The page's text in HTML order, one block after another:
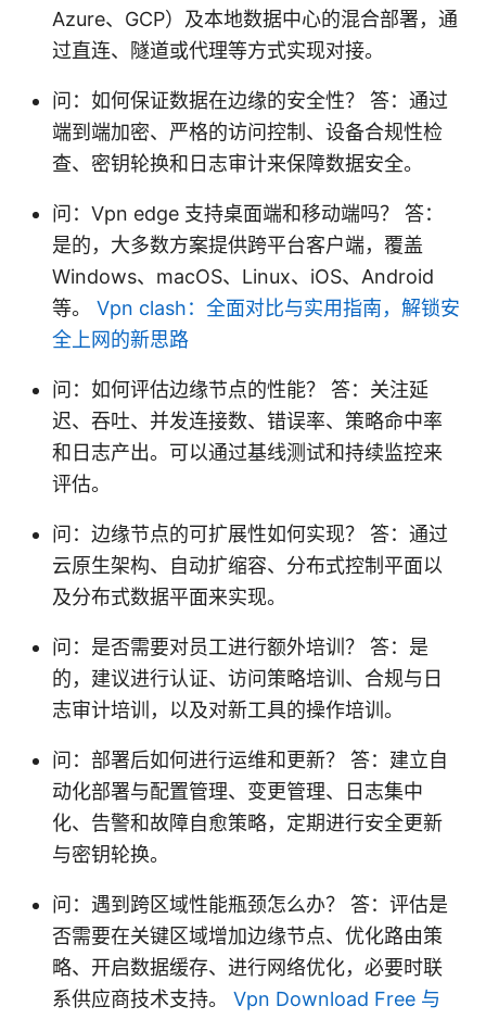
Azure、GCP）及本地数据中心的混合部署，通
过直连、隧道或代理等方式实现对接。
问：如何保证数据在边缘的安全性？ 答：通过
端到端加密、严格的访问控制、设备合规性检
查、密钥轮换和日志审计来保障数据安全。
问：Vpn edge 支持桌面端和移动端吗？ 答：
是的，大多数方案提供跨平台客户端，覆盖
Windows、macOS、Linux、iOS、Android
等。 Vpn clash：全面对比与实用指南，解锁安
全上网的新思路
问：如何评估边缘节点的性能？ 答：关注延
迟、吞吐、并发连接数、错误率、策略命中率
和日志产出。可以通过基线测试和持续监控来
评估。
问：边缘节点的可扩展性如何实现？ 答：通过
云原生架构、自动扩缩容、分布式控制平面以
及分布式数据平面来实现。
问：是否需要对员工进行额外培训？ 答：是
的，建议进行认证、访问策略培训、合规与日
志审计培训，以及对新工具的操作培训。
问：部署后如何进行运维和更新？ 答：建立自
动化部署与配置管理、变更管理、日志集中
化、告警和故障自愈策略，定期进行安全更新
与密钥轮换。
问：遇到跨区域性能瓶颈怎么办？ 答：评估是
否需要在关键区域增加边缘节点、优化路由策
略、开启数据缓存、进行网络优化，必要时联
系供应商技术支持。 Vpn Download Free 与